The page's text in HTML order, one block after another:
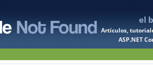
el
Artículos,
ASP.NET